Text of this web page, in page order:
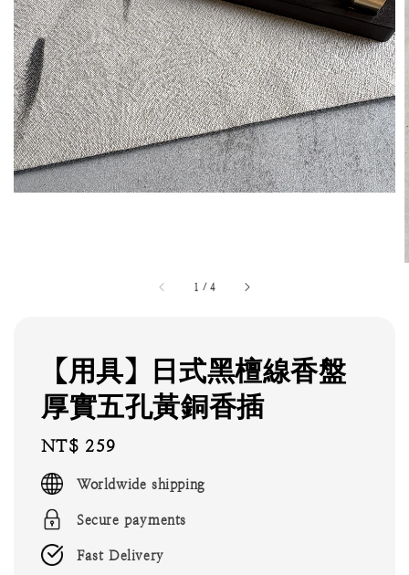
1 /4
【用具】日式黑檀線香盤
厚實五孔黃銅香插
Regular
price
NT$ 259
Worldwide shipping
Secure payments
Fast Delivery